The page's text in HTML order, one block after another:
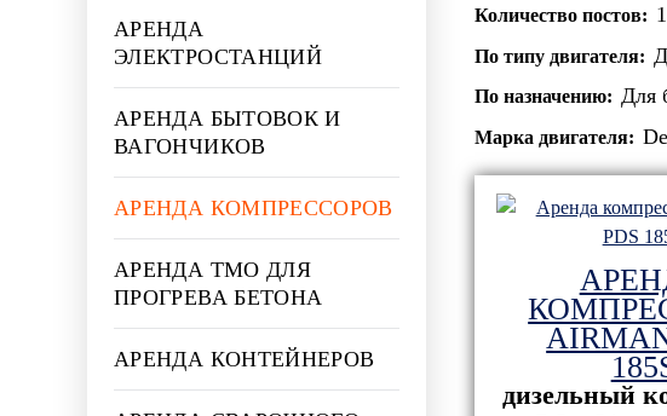
АРЕНДА
ЭЛЕКТРОСТАНЦИЙ
АРЕНДА БЫТОВОК И
ВАГОНЧИКОВ
АРЕНДА КОМПРЕССОРОВ
АРЕНДА ТМО ДЛЯ
ПРОГРЕВА БЕТОНА
АРЕНДА КОНТЕЙНЕРОВ
Количество постов:
По типу двигателя:
По назначению: Для
Марка двигателя:
дизельный